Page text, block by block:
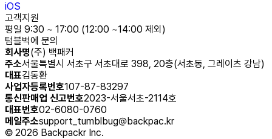
iOS
고객지원
평일 9:30 ~ 17:00 (12:00 ~14:00 제외)
텀블벅에 문의
회사명(주) 백패커
주소서울특별시 서초구 서초대로 398, 20층(서초동, 그레이츠 강남)
대표김동환
사업자등록번호107-87-83297
통신판매업 신고번호2023-서울서초-2114호
대표번호02-6080-0760
메일주소support_tumblbug@backpac.kr
© 2026 Backpackr Inc.